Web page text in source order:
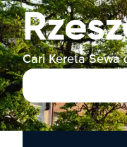
Cari Kereta Sewa